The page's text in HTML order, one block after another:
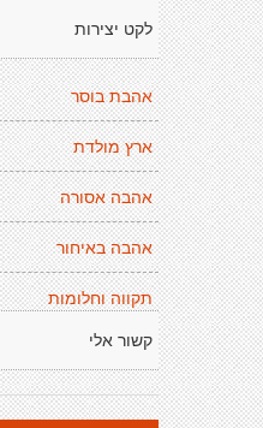
לקט יצירות
אהבת בוסר
ארץ מולדת
אהבה אסורה
אהבה באיחור
תקווה וחלומות
קשור אלי